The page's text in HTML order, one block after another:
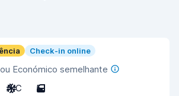
Check-in online
ou Económico semelhante
A/C 5